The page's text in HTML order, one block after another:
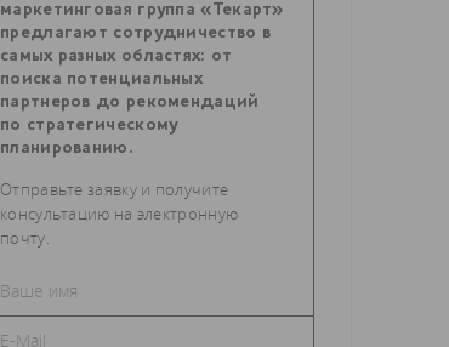
маркетинговая группа «Текарт»
предлагают сотрудничество в
самых разных областях: от
поиска потенциальных
партнеров до рекомендаций
по стратегическому
планированию.
Отправьте заявку и получите
консультацию на электронную
почту.